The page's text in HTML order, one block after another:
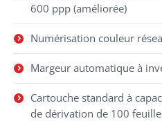
600 ppp (améliorée)
Numérisation couleur
Margeur automatique à
Cartouche standard à
de dérivation de 100